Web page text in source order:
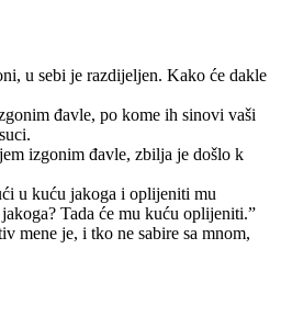
u sebi je razdijeljen. Kako će dakle
đavle, po kome ih sinovi vaši
izgonim đavle, zbilja je došlo k
u kuću jakoga i oplijeniti mu
Tada će mu kuću oplijeniti.”
mene je, i tko ne sabire sa mnom,